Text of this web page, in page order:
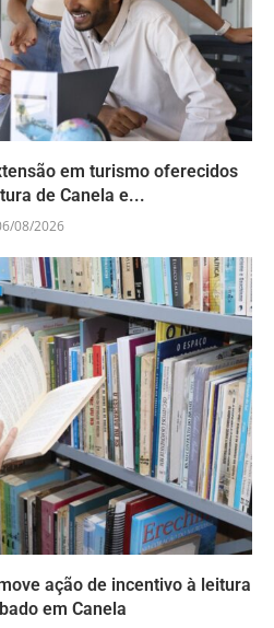
em turismo oferecidos
de Canela e...
08/2026
ação de incentivo à leitura
em Canela